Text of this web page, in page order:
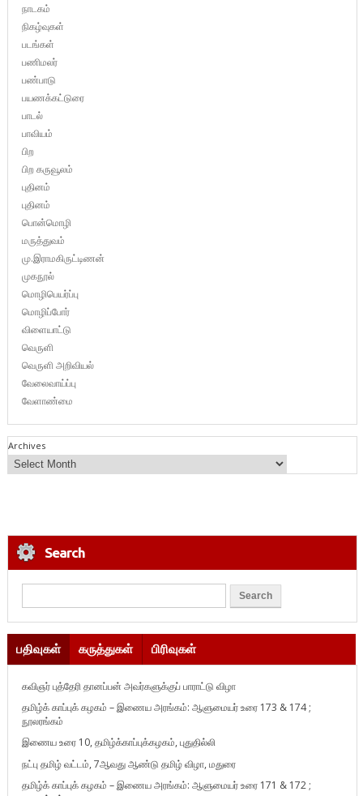
நாடகம்
நிகழ்வுகள்
படங்கள்
பணிமலர்
பண்பாடு
பயணக்கட்டுரை
பாடல்
பாவியம்
பிற
பிற கருவூலம்
புதினம்
புதினம்
பொன்மொழி
மருத்துவம்
மு.இராமகிருட்டிணன்
முகநூல்
மொழிபெயர்ப்பு
மொழிப்போர்
விளையாட்டு
வெருளி
வெருளி அறிவியல்
வேலைவாய்ப்பு
வேளாண்மை
Archives
Search
பதிவுகள் கருத்துகள் பிரிவுகள்
கவிஞர் புத்தேரி தானப்பன் அவர்களுக்குப் பாராட்டு விழா
தமிழ்க் காப்புக் கழகம் – இணைய அரங்கம்: ஆளுமையர் உரை 173 & 174 ;
நூலரங்கம்
இணைய உரை 10, தமிழ்க்காப்புக்கழகம், புதுதில்லி
நட்பு தமிழ் வட்டம், 7ஆவது ஆண்டு தமிழ் விழா, மதுரை
தமிழ்க் காப்புக் கழகம் – இணைய அரங்கம்: ஆளுமையர் உரை 171 & 172 ;